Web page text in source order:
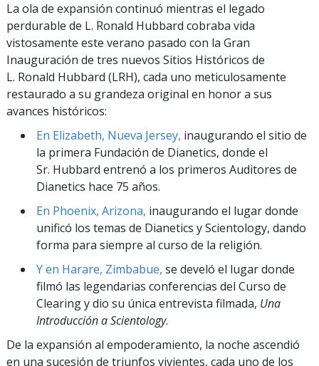
La ola de expansión continuó mientras el legado
perdurable de L. Ronald Hubbard cobraba vida
vistosamente este verano pasado con la Gran
Inauguración de tres nuevos Sitios Históricos de
L. Ronald Hubbard (LRH), cada uno meticulosamente
restaurado a su grandeza original en honor a sus
avances históricos:
En Elizabeth, Nueva Jersey, inaugurando el sitio de
la primera Fundación de Dianetics, donde el
Sr. Hubbard entrenó a los primeros Auditores de
Dianetics hace 75 años.
En Phoenix, Arizona, inaugurando el lugar donde
unificó los temas de Dianetics y Scientology, dando
forma para siempre al curso de la religión.
Y en Harare, Zimbabue, se develó el lugar donde
filmó las legendarias conferencias del Curso de
Clearing y dio su única entrevista filmada, Una
Introducción a Scientology.
De la expansión al empoderamiento, la noche ascendió
en una sucesión de triunfos vivientes, cada uno de los